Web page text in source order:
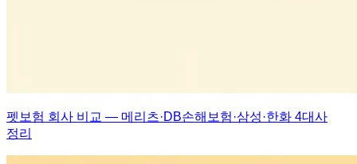
펫보험 회사 비교 — 메리츠·DB손해보험·삼성·한화 4대사
정리